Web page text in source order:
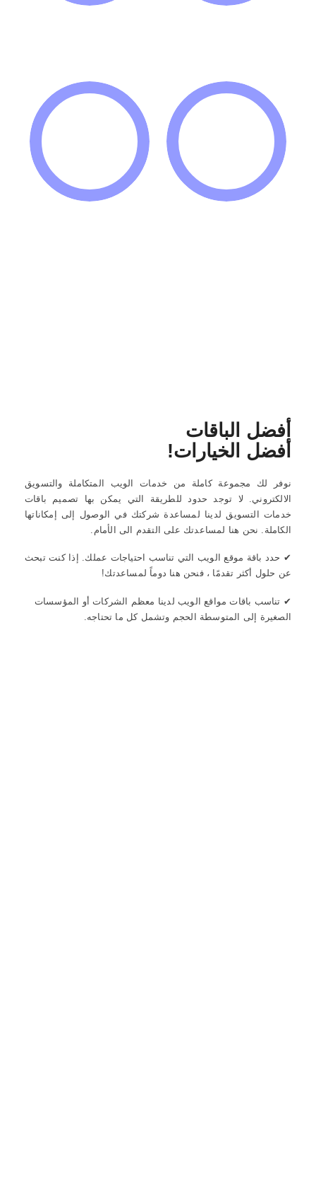
أفضل الباقات
أفضل الخيارات!
نوفر لك مجموعة كاملة من خدمات الويب المتكاملة والتسويق
الالكتروني. لا توجد حدود للطريقة التي يمكن بها تصميم باقات
خدمات التسويق لدينا لمساعدة شركتك في الوصول إلى إمكاناتها
الكاملة. نحن هنا لمساعدتك على التقدم الى الأمام.
✔ حدد باقة موقع الويب التي تناسب احتياجات عملك. إذا كنت تبحث
عن حلول أكثر تقدمًا ، فنحن هنا دوماً لمساعدتك!
✔ تناسب باقات مواقع الويب لدينا معظم الشركات أو المؤسسات
الصغيرة إلى المتوسطة الحجم وتشمل كل ما تحتاجه.